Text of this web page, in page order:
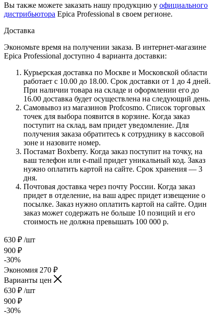
Вы также можете заказать нашу продукцию у официального
дистрибьютора Epica Professional в своем регионе.
Доставка
Экономьте время на получении заказа. В интернет-магазине
Epica Professional доступно 4 варианта доставки:
Курьерская доставка по Москве и Московской области
работает с 10.00 до 18.00. Срок доставки от 1 до 4 дней.
При наличии товара на складе и оформлении его до
16.00 доставка будет осуществлена на следующий день.
Самовывоз из магазинов Profcosmo. Список торговых
точек для выбора появится в корзине. Когда заказ
поступит на склад, вам придет уведомление. Для
получения заказа обратитесь к сотруднику в кассовой
зоне и назовите номер.
Постамат Boxberry. Когда заказ поступит на точку, на
ваш телефон или e-mail придет уникальный код. Заказ
нужно оплатить картой на сайте. Срок хранения — 3
дня.
Почтовая доставка через почту России. Когда заказ
придет в отделение, на ваш адрес придет извещение о
посылке. Заказ нужно оплатить картой на сайте. Один
заказ может содержать не больше 10 позиций и его
стоимость не должна превышать 100 000 р.
630 ₽ /шт
900 ₽
-30%
Экономия 270 ₽
Варианты цен
630 ₽ /шт
900 ₽
-30%